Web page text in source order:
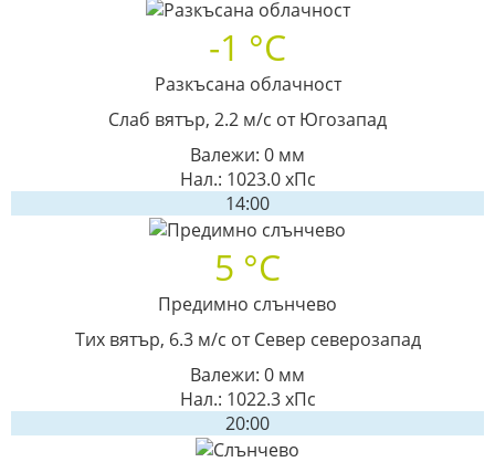
-1 °C
Разкъсана облачност
Слаб вятър, 2.2 м/с от Югозапад
Валежи: 0 мм
Нал.: 1023.0 хПс
14:00
5 °C
Предимно слънчево
Тих вятър, 6.3 м/с от Север северозапад
Валежи: 0 мм
Нал.: 1022.3 хПс
20:00